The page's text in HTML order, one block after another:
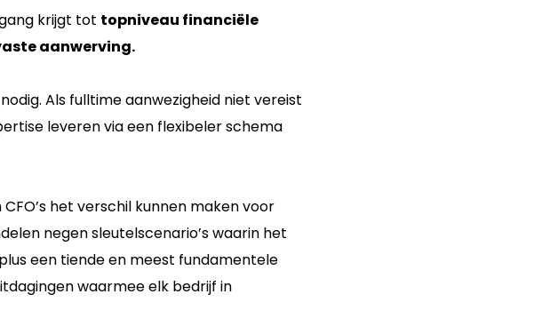
krijgt tot topniveau financiële
aanwerving.
Als fulltime aanwezigheid niet vereist
leveren via een flexibeler schema
het verschil kunnen maken voor
negen sleutelscenario’s waarin het
een tiende en meest fundamentele
waarmee elk bedrijf in